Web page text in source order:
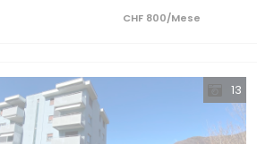
CHF 800/Mese
13